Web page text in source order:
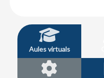
Aules virtuals